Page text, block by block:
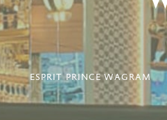
ESPRIT PRINCE WAGRAM